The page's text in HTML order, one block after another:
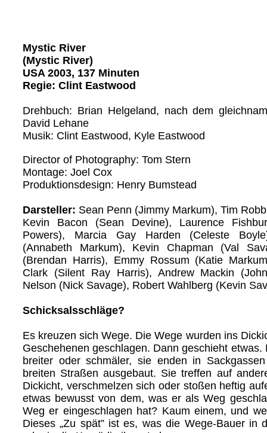
Mystic River
(Mystic River)
USA 2003, 137 Minuten
Regie: Clint Eastwood
Drehbuch: Brian Helgeland, nach dem
David Lehane
Musik: Clint Eastwood, Kyle Eastwood
Director of Photography: Tom Stern
Montage: Joel Cox
Produktionsdesign: Henry Bumstead
Darsteller: Sean Penn (Jimmy Markum), Tim
Kevin Bacon (Sean Devine), Laurence
Powers), Marcia Gay Harden (Celeste
(Annabeth Markum), Kevin Chapman (Val
(Brendan Harris), Emmy Rossum (Katie
Clark (Silent Ray Harris), Andrew Mackin
Nelson (Nick Savage), Robert Wahlberg (Kevin
Schicksalsschläge?
Es kreuzen sich Wege. Die Wege wurden ins
Geschehenen geschlagen. Dann geschieht etwas.
breiter oder schmäler, sie enden in
breiten Straßen ausgebaut. Sie treffen auf
Dickicht, verschmelzen sich oder stoßen heftig
etwas bewusst von dem, was er als Weg
Weg er eingeschlagen hat? Kaum einem, und
Dieses „Zu spät” ist es, was die Wege-Bauer in